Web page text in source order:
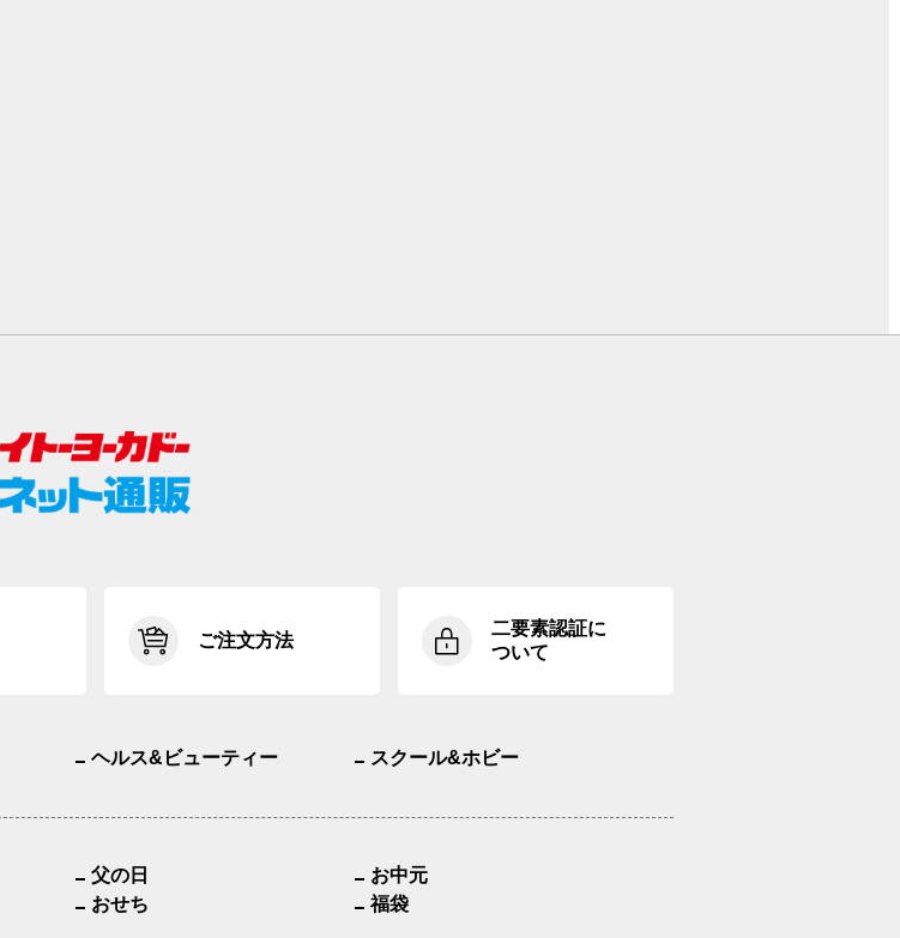
ご注文方法
二要素認証に
ついて
ヘルス&ビューティー スクール&ホビー
父の日
お中元
おせち
福袋